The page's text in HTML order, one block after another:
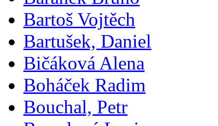
Bartoš Vojtěch
Bartušek, Daniel
Bičáková Alena
Boháček Radim
Bouchal, Petr